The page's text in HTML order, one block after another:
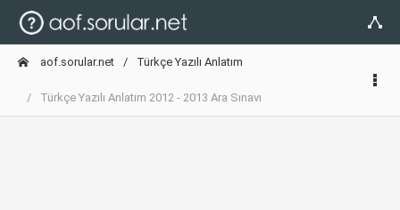
aof.sorular.net Türkçe Yazılı Anlatım
Türkçe Yazılı Anlatım 2012 - 2013 Ara Sınavı